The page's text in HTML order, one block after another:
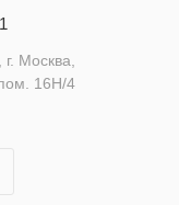
Москва,
16Н/4